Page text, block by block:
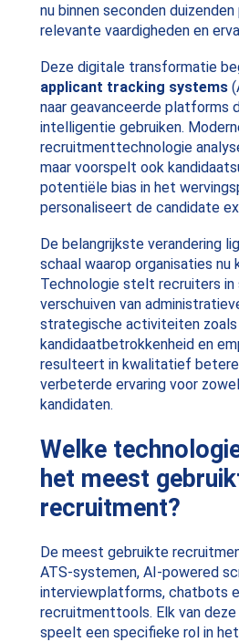
nu binnen seconden
relevante vaardigheden en
Deze digitale transformatie
applicant tracking systems
naar geavanceerde platforms
intelligentie gebruiken.
recruitmenttechnologie
maar voorspelt ook
potentiële bias in het
personaliseert de candidate
De belangrijkste verandering
schaal waarop organisaties nu
Technologie stelt recruiters
verschuiven van
strategische activiteiten zoals
kandidaatbetrokkenheid en
resulteert in kwalitatief betere
verbeterde ervaring voor
kandidaten.
Welke
het meest
recruitment?
De meest gebruikte
ATS-systemen, AI-powered
interviewplatforms, chatbots
recruitmenttools. Elk van
speelt een specifieke rol in